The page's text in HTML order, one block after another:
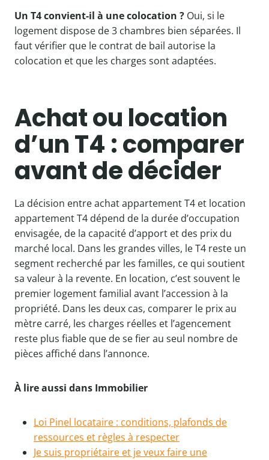
Un T4 convient-il à une colocation ? Oui, si le
logement dispose de 3 chambres bien séparées. Il
faut vérifier que le contrat de bail autorise la
colocation et que les charges sont adaptées.
Achat ou location
d’un T4 : comparer
avant de décider
La décision entre achat appartement T4 et location
appartement T4 dépend de la durée d’occupation
envisagée, de la capacité d’apport et des prix du
marché local. Dans les grandes villes, le T4 reste un
segment recherché par les familles, ce qui soutient
sa valeur à la revente. En location, c’est souvent le
premier logement familial avant l’accession à la
propriété. Dans les deux cas, comparer le prix au
mètre carré, les charges réelles et l’agencement
reste plus fiable que de se fier au seul nombre de
pièces affiché dans l’annonce.
À lire aussi dans Immobilier
Loi Pinel locataire : conditions, plafonds de
ressources et règles à respecter
Je suis propriétaire et je veux faire une